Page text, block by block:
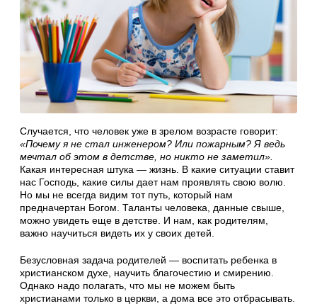
Случается, что человек уже в зрелом возрасте говорит:
«Почему я не стал инженером? Или пожарным? Я ведь
мечтал об этом в детстве, но никто не заметил».
Какая интересная штука — жизнь. В какие ситуации ставит
нас Господь, какие силы дает нам проявлять свою волю.
Но мы не всегда видим тот путь, который нам
предначертан Богом. Таланты человека, данные свыше,
можно увидеть еще в детстве. И нам, как родителям,
важно научиться видеть их у своих детей.
Безусловная задача родителей — воспитать ребенка в
христианском духе, научить благочестию и смирению.
Однако надо полагать, что мы не можем быть
христианами только в церкви, а дома все это отбрасывать.